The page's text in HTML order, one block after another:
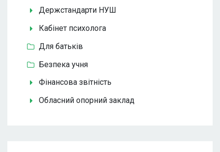
Держстандарти НУШ
Кабінет психолога
Для батьків
Безпека учня
Фінансова звітність
Обласний опорний заклад